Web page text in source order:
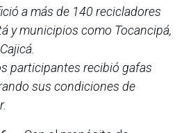
a más de 140 recicladores
y municipios como Tocancipá,
participantes recibió gafas
sus condiciones de